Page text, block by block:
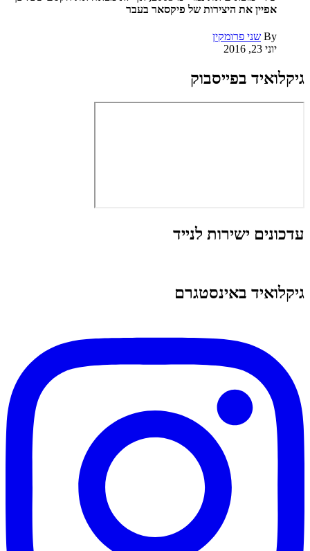
אפיין את היצירות של פיקסאר בעבר
By שני פרומקין
יוני 23, 2016
גיקלואיד בפייסבוק
עדכונים ישירות לנייד
גיקלואיד באינסטגרם